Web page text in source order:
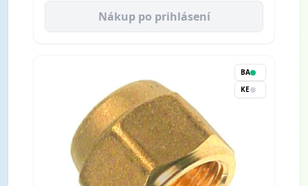
Nákup po prihlásení
BA
KE